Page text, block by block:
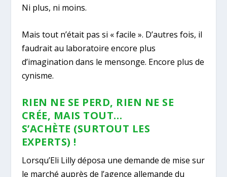
Ni plus, ni moins.
Mais tout n’était pas si « facile ». D’autres fois, il
faudrait au laboratoire encore plus
d’imagination dans le mensonge. Encore plus de
cynisme.
RIEN NE SE PERD, RIEN NE SE
CRÉE, MAIS TOUT…
S’ACHÈTE (SURTOUT LES
EXPERTS) !
Lorsqu’Eli Lilly déposa une demande de mise sur
le marché auprès de l’agence allemande du